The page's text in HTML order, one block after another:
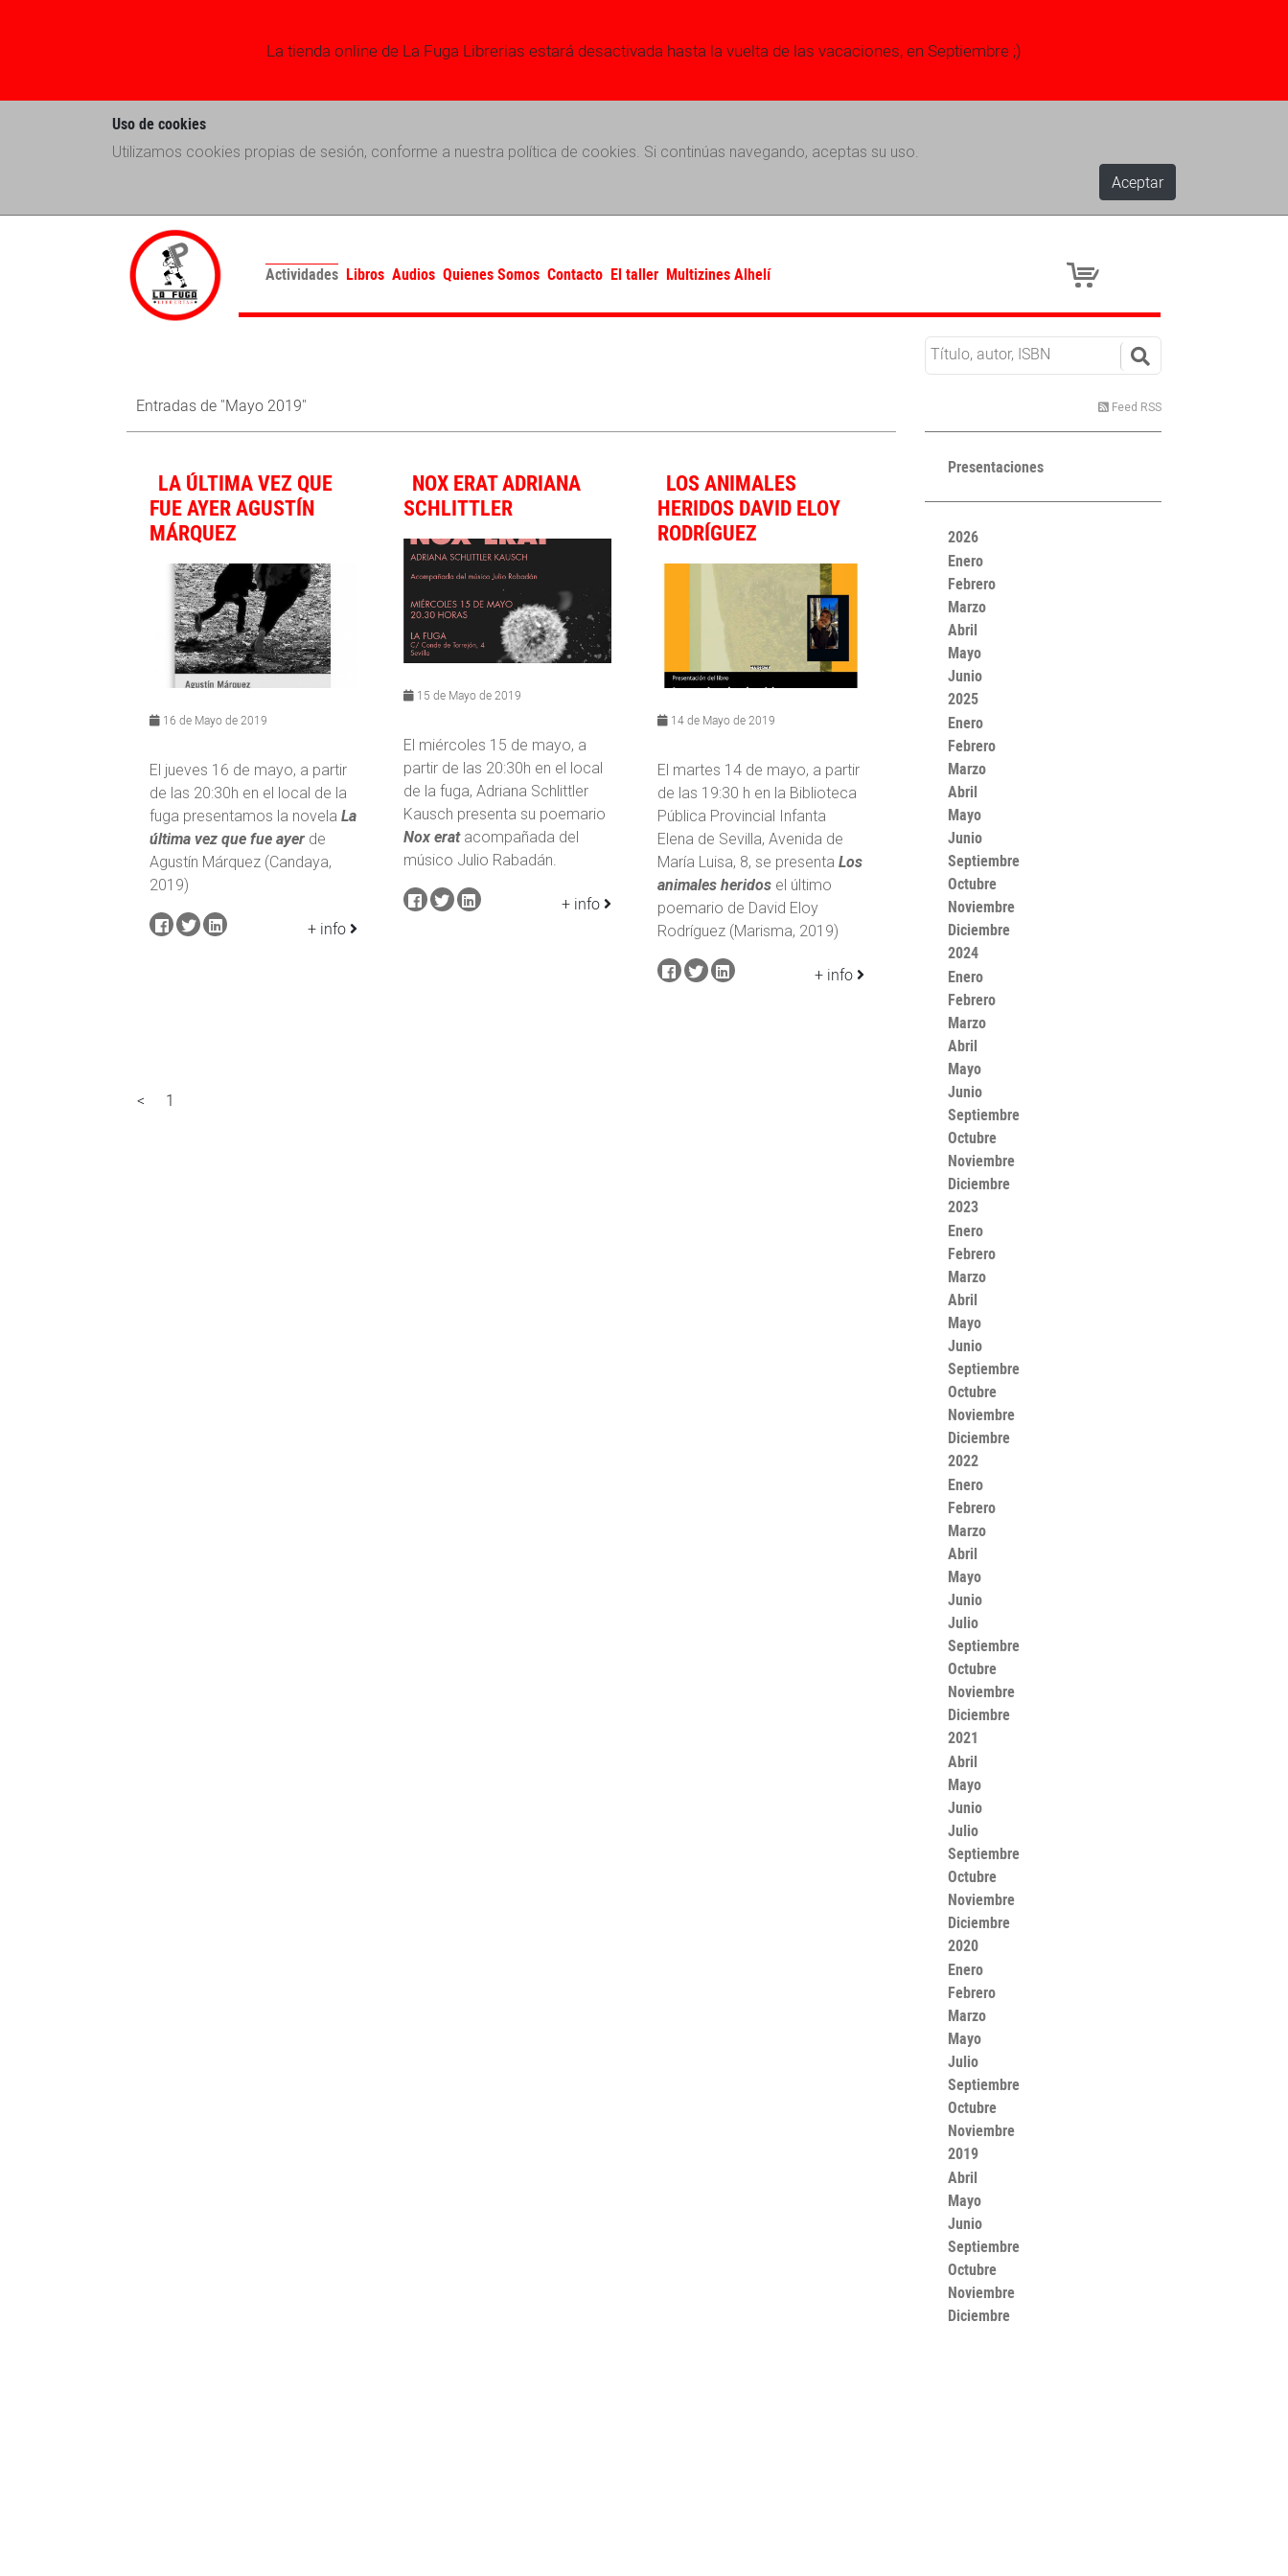
La tienda online de La Fuga Librerias estará desactivada hasta la vuelta de las vacaciones, en Septiembre ;)
Uso de cookies
Utilizamos cookies propias de sesión, conforme a nuestra política de cookies. Si continúas navegando, aceptas su uso.
Aceptar
Actividades Libros Audios Quienes Somos Contacto El taller Multizines Alhelí
Entradas de "Mayo 2019"
LA ÚLTIMA VEZ QUE
FUE AYER AGUSTÍN
MÁRQUEZ
16 de Mayo de 2019
El jueves 16 de mayo, a partir
de las 20:30h en el local de la
fuga presentamos la novela La
última vez que fue ayer de
Agustín Márquez (Candaya,
2019)
+ info
NOX ERAT ADRIANA
SCHLITTLER
15 de Mayo de 2019
El miércoles 15 de mayo, a
partir de las 20:30h en el local
de la fuga, Adriana Schlittler
Kausch presenta su poemario
Nox eratacompañada del
músico Julio Rabadán.
+ info
LOS ANIMALES
HERIDOS DAVID ELOY
RODRÍGUEZ
14 de Mayo de 2019
El martes 14 de mayo, a partir
de las 19:30 h en la Biblioteca
Pública Provincial Infanta
Elena de Sevilla, Avenida de
María Luisa, 8, se presenta Los
animales heridosel último
poemario de David Eloy
Rodríguez (Marisma, 2019)
+ info
< 1
Feed RSS
Presentaciones
2026
Enero
Febrero
Marzo
Abril
Mayo
Junio
2025
Enero
Febrero
Marzo
Abril
Mayo
Junio
Septiembre
Octubre
Noviembre
Diciembre
2024
Enero
Febrero
Marzo
Abril
Mayo
Junio
Septiembre
Octubre
Noviembre
Diciembre
2023
Enero
Febrero
Marzo
Abril
Mayo
Junio
Septiembre
Octubre
Noviembre
Diciembre
2022
Enero
Febrero
Marzo
Abril
Mayo
Junio
Julio
Septiembre
Octubre
Noviembre
Diciembre
2021
Abril
Mayo
Junio
Julio
Septiembre
Octubre
Noviembre
Diciembre
2020
Enero
Febrero
Marzo
Mayo
Julio
Septiembre
Octubre
Noviembre
2019
Abril
Mayo
Junio
Septiembre
Octubre
Noviembre
Diciembre